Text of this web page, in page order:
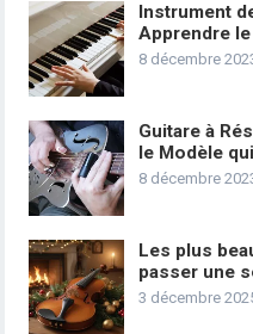
Instrument
Apprendre le
8 décembre
Guitare à
le Modèle
8 décembre
Les plus
passer une
3 décembre